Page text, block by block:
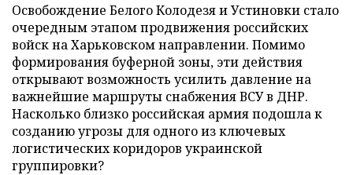
Освобождение Белого Колодезя и Устиновки стало
очередным этапом продвижения российских
войск на Харьковском направлении. Помимо
формирования буферной зоны, эти действия
открывают возможность усилить давление на
важнейшие маршруты снабжения ВСУ в ДНР.
Насколько близко российская армия подошла к
созданию угрозы для одного из ключевых
логистических коридоров украинской
группировки?